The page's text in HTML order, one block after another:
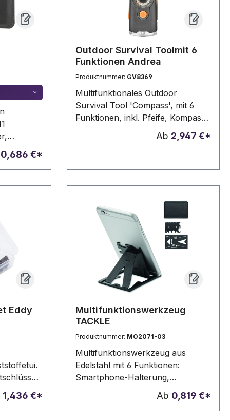
1
4
3`000
0,686 €*
Outdoor Survival Toolmit 6
Funktionen Andrea
Produktnummer: GV8369
Multifunktionales Outdoor
Survival Tool 'Compass', mit 6
Funktionen, inkl. Pfeife, Kompass,
Thermometer mit Anzeige in °C
und °F, Licht, einem Spiegel, einer
Sicherheitsverschluss zum
Ab 2,947 €*
Eddy
2
1,436 €*
Multifunktionswerkzeug
TACKLE
Produktnummer: MO2071-03
Multifunktionswerkzeug aus
Edelstahl mit 6 Funktionen:
Smartphone-Halterung,
Schraubendreher, Lineal,
Sechskantschlüssel und Öffner.
Etui aus PU.
Ab 0,819 €*